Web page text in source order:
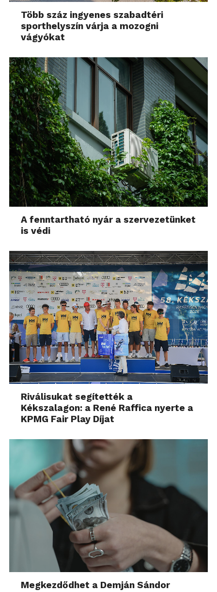
Több száz ingyenes szabadtéri
sporthelyszín várja a mozogni
vágyókat
A fenntartható nyár a szervezetünket
is védi
Riválisukat segítették a
Kékszalagon: a René Raffica nyerte a
KPMG Fair Play Díjat
Megkezdődhet a Demján Sándor